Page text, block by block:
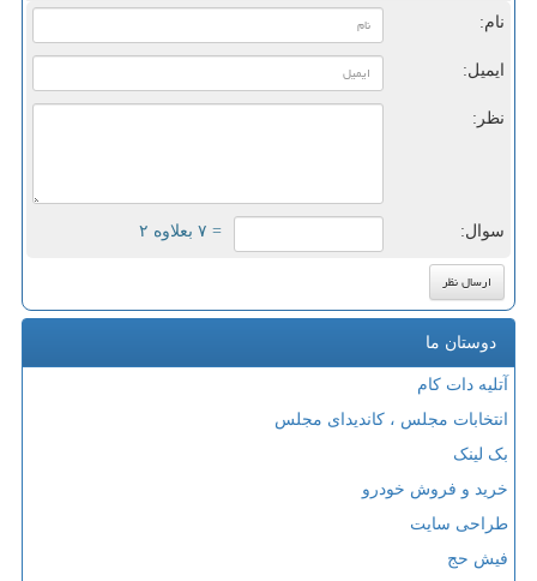
نام:
ایمیل:
نظر:
سوال: = ۷ بعلاوه ۲
دوستان ما
آتلیه دات کام
انتخابات مجلس ، کاندیدای مجلس
بک لینک
خرید و فروش خودرو
طراحی سایت
فیش حج